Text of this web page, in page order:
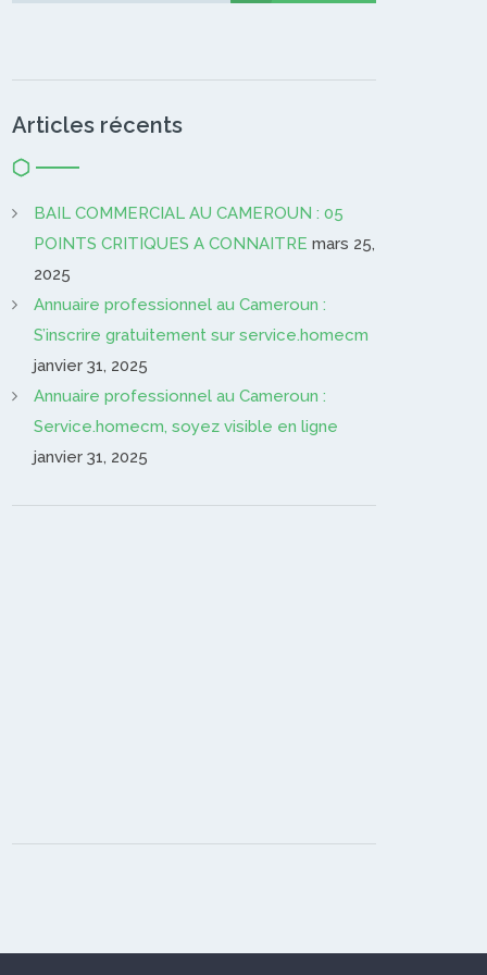
Articles récents
BAIL COMMERCIAL AU CAMEROUN : 05
POINTS CRITIQUES A CONNAITRE mars 25,
2025
Annuaire professionnel au Cameroun :
S’inscrire gratuitement sur service.homecm
janvier 31, 2025
Annuaire professionnel au Cameroun :
Service.homecm, soyez visible en ligne
janvier 31, 2025